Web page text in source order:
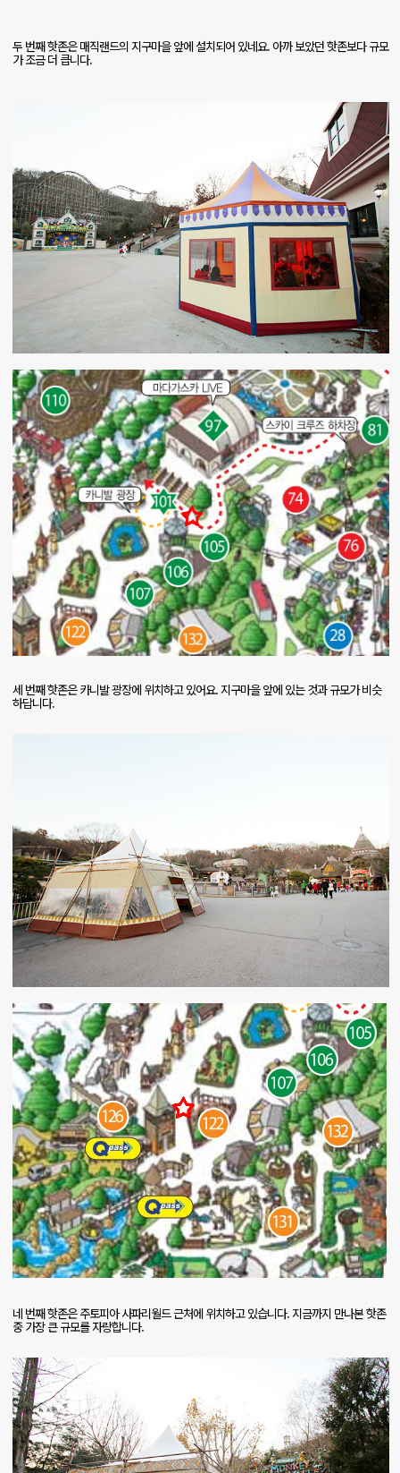
두 번째 핫존은 매직랜드의 지구마을 앞에 설치되어 있네요. 아까 보았던 핫존보다 규모
가 조금 더 큽니다.
세 번째 핫존은 카니발 광장에 위치하고 있어요.지구마을 앞에 있는 것과 규모가 비슷
하답니다.
네 번째 핫존은 주토피아 사파리월드 근처에 위치하고 있습니다.지금까지 만나본 핫존
중 가장 큰 규모를 자랑합니다.